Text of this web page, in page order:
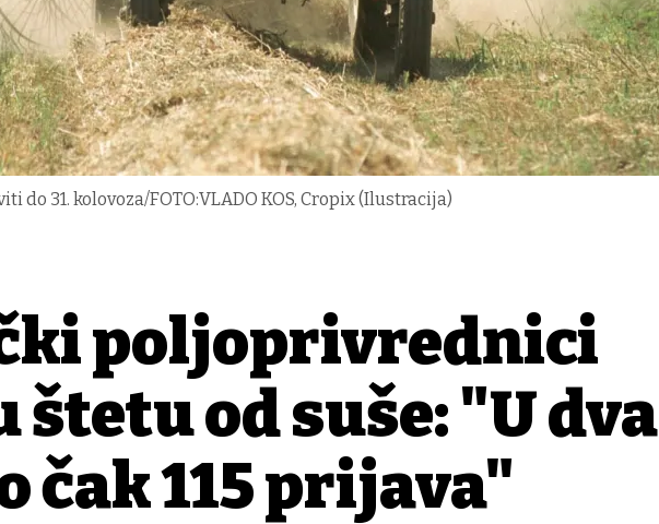
do 31. kolovoza/FOTO:VLADO KOS, Cropix (Ilustracija)
poljoprivrednici
od suše: "U dva
čak 115 prijava"